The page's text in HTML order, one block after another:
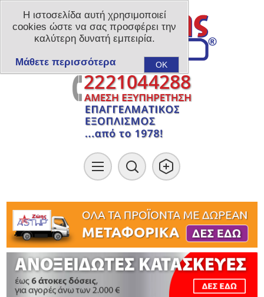
Η ιστοσελίδα αυτή χρησιμοποιεί
cookies ώστε να σας προσφέρει την
καλύτερη δυνατή εμπειρία.
OK
Μάθετε περισσότερα